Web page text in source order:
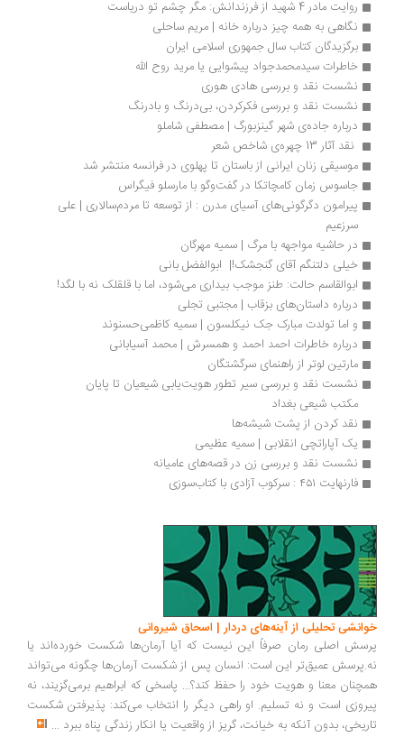
روایت مادر 4 شهید از فرزندانش: مگر چشم تو دریاست
نگاهی به همه چیز درباره خانه | مریم ساحلی
برگزیدگان کتاب سال جمهوری اسلامی ایران
خاطرات سیدمحمدجواد پیشوایی یا مرید روح الله
نشست نقد و بررسی هادی هوری
نشست نقد و بررسی فکر‌کردن، بی‌درنگ و بادرنگ
درباره جاده‌ی شهر گینزبورگ | مصطفی شاملو
نقد آثار 13 چهره‌ی شاخص شعر
موسیقی زنان ایرانی از باستان تا پهلوی در فرانسه منتشر شد
جاسوس زمان كامچاتكا در گفت‌وگو با مارسلو فیگراس
پیرامون دگرگونی‌های آسیای مدرن : از توسعه تا مردم‌سالاری | علی
در حاشیه مواجهه با مرگ | سمیه مهرگان
خیلی دلتنگم آقای گنجشک!|  ابوالفضل بانی
ابوالقاسم حالت: طنز موجب بیداری می‌شود، اما با قلقلک نه با لگد!
درباره داستان‌های بزقاب | مجتبی تجلی
و اما تولدت مبارک جک نیکلسون | سمیه کاظمی‌حسنوند
درباره خاطرات احمد احمد و همسرش | محمد آسیابانی
مارتین لوتر از راهنمای سرگشتگان
نشست نقد و بررسی سیر تطور هویت‌یابی شیعیان تا پایان
مکتب شیعی بغداد
نقد کردن از پشت شیشه‌ها
یک آپاراتچی انقلابی | سمیه عظیمی
نشست نقد و بررسی زن در قصه‌های عامیانه
فارنهایت ۴۵۱ : سرکوب آزادی با کتاب‌سوزی
تحلیلی از آینه‌های دردار | اسحاق شیروانی
اصلی رمان صرفاً این نیست که آیا آرمان‌ها شکست خورده‌اند یا
عمیق‌تر این است: انسان پس از شکست آرمان‌ها چگونه می‌تواند
معنا و هویت خود را حفظ کند؟... پاسخی که ابراهیم برمی‌گزیند، نه
است و نه تسلیم. او راهی دیگر را انتخاب می‌کند: پذیرفتن شکست
بدون آنکه به خیانت، گریز از واقعیت یا انکار زندگی پناه ببرد...